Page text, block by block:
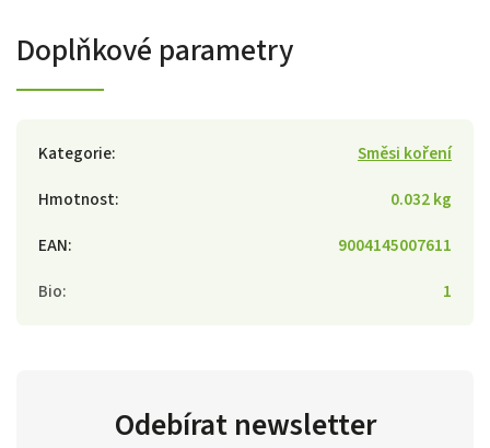
Doplňkové parametry
Kategorie:
Směsi koření
Hmotnost:
0.032 kg
EAN:
9004145007611
Bio: 1
Odebírat newsletter